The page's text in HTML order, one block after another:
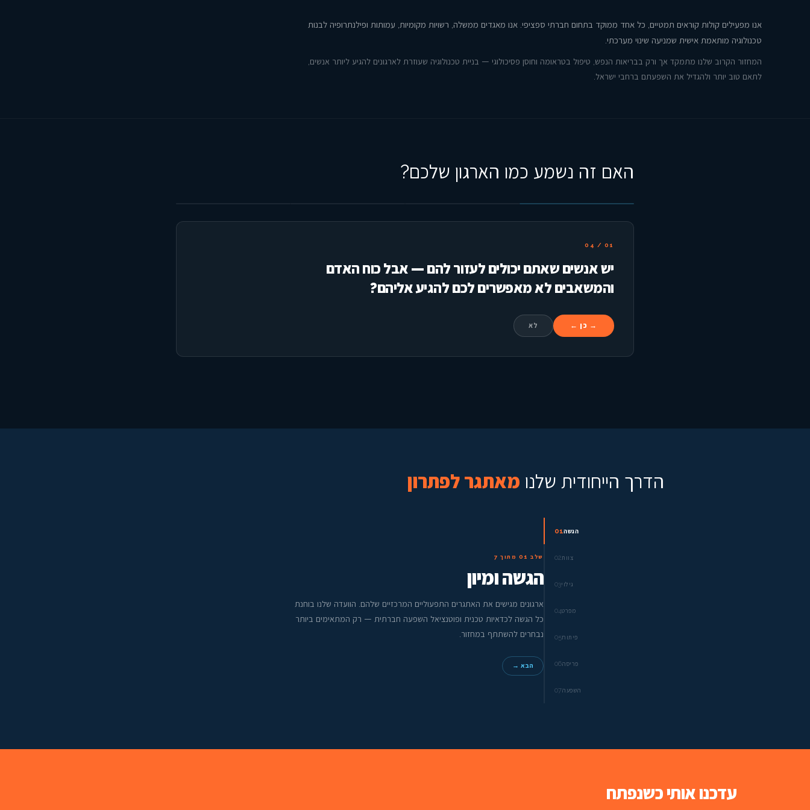
אנו מפעילים קולות קוראים תמטיים, כל אחד ממוקד בתחום חברתי ספציפי. אנו מאגדים ממשלה, רשויות מקומיות, עמותות ופילנתרופיה לבנות
טכנולוגיה מותאמת אישית שמניעה שינוי מערכתי.
המחזור הקרוב שלנו מתמקד אך ורק בבריאות הנפש, טיפול בטראומה וחוסן פסיכולוגי — בניית טכנולוגיה שעוזרת לארגונים להגיע ליותר אנשים,
לתאם טוב יותר ולהגדיל את השפעתם ברחבי ישראל.
האם זה נשמע כמו הארגון שלכם?
01
/
04
יש אנשים שאתם יכולים לעזור להם — אבל כוח האדם
והמשאבים לא מאפשרים לכם להגיע אליהם?
← כן → לא
הדרך הייחודית שלנו מאתגר לפתרון
01הגשה
02צוות
03גילוי
04מפרט
05פיתוח
06פריסה
07השפעה
שלב 01 מתוך 7
הגשה ומיון
ארגונים מגישים את האתגרים התפעוליים המרכזיים שלהם. הוועדה שלנו בוחנת
כל הגשה לכדאיות טכנית ופוטנציאל השפעה חברתית — רק המתאימים ביותר
נבחרים להשתתף במחזור.
→ הבא
עדכנו אותי כשנפתח